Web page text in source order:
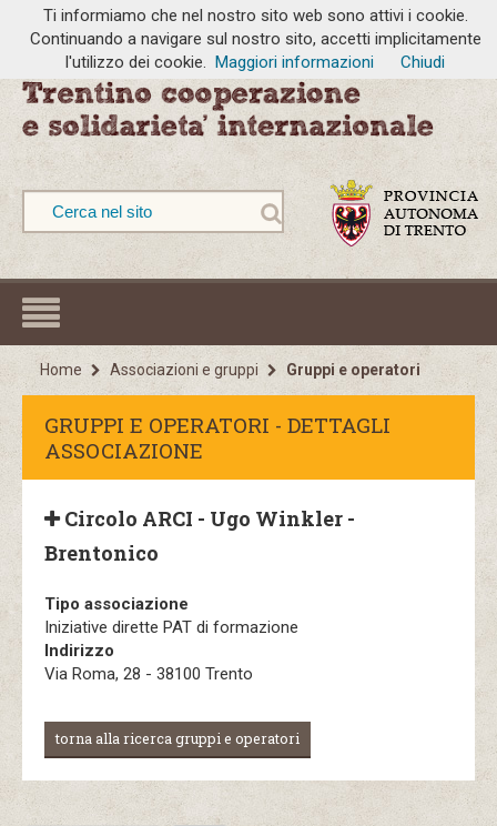
Home Associazioni e gruppi Gruppi e operatori
GRUPPI E OPERATORI - DETTAGLI
ASSOCIAZIONE
Circolo ARCI - Ugo Winkler -
Brentonico
Tipo associazione
Iniziative dirette PAT di formazione
Indirizzo
Via Roma, 28 - 38100 Trento
torna alla ricerca gruppi e operatori
Ti informiamo che nel nostro sito web sono attivi i cookie.
Continuando a navigare sul nostro sito, accetti implicitamente
l'utilizzo dei cookie. Maggiori informazioni Chiudi